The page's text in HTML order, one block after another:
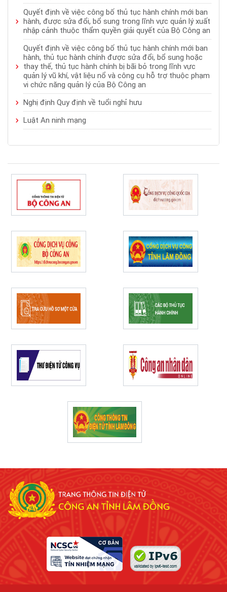
Quyết định về việc công bố thủ tục hành chính mới ban
hành, được sửa đổi, bổ sung trong lĩnh vực quản lý xuất
nhập cảnh thuộc thẩm quyền giải quyết của Bộ Công an
Quyết định về việc công bố thủ tục hành chính mới ban
hành, thủ tục hành chính được sửa đổi, bổ sung hoặc
thay thế, thủ tục hành chính bị bãi bỏ trong lĩnh vực
quản lý vũ khí, vật liệu nổ và công cụ hỗ trợ thuộc phạm
vi chức năng quản lý của Bộ Công an
Nghị định Quy định về tuổi nghỉ hưu
Luật An ninh mạng